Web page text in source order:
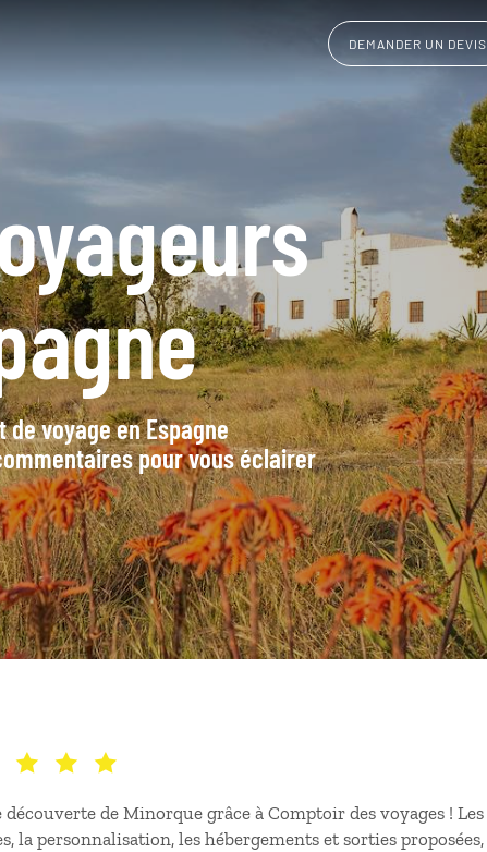
DEMANDER UN DEVIS
voyage en Espagne
pour vous éclairer
découverte de Minorque grâce à Comptoir des voyages ! Les
la personnalisation, les hébergements et sorties proposées,